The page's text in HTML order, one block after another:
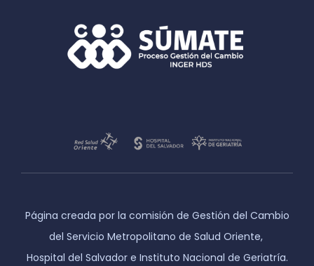
Página creada por la comisión de Gestión del Cambio
del Servicio Metropolitano de Salud Oriente,
Hospital del Salvador e Instituto Nacional de Geriatría.